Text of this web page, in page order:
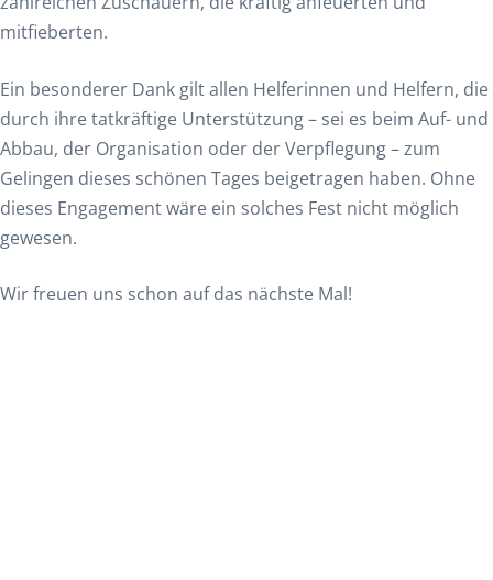
mitfieberten.
Ein besonderer Dank gilt allen Helferinnen und Helfern, die
durch ihre tatkräftige Unterstützung – sei es beim Auf- und
Abbau, der Organisation oder der Verpflegung – zum
Gelingen dieses schönen Tages beigetragen haben. Ohne
dieses Engagement wäre ein solches Fest nicht möglich
gewesen.
Wir freuen uns schon auf das nächste Mal!